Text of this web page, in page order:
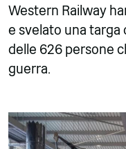
Western Railway
e svelato una
delle 626 persone
guerra.